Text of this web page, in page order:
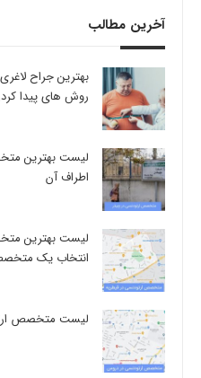
آخرین مطالب
روش های پیدا
لیست بهترین
اطراف آن
لیست بهترین
انتخاب یک
لیست متخصص